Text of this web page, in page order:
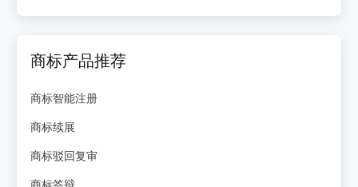
商标产品推荐
商标智能注册
商标续展
商标驳回复审
商标答辩